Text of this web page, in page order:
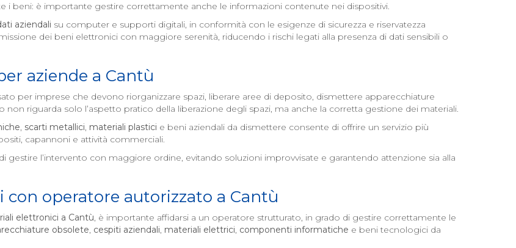
i beni: è importante gestire correttamente anche le informazioni contenute nei dispositivi.
aziendali su computer e supporti digitali, in conformità con le esigenze di sicurezza e riservatezza
dei beni elettronici con maggiore serenità, riducendo i rischi legati alla presenza di dati sensibili o
aziende a Cantù
per imprese che devono riorganizzare spazi, liberare aree di deposito, dismettere apparecchiature
riguarda solo l’aspetto pratico della liberazione degli spazi, ma anche la corretta gestione dei materiali.
, scarti metallici, materiali plastici e beni aziendali da dismettere consente di offrire un servizio più
capannoni e attività commerciali.
l’intervento con maggiore ordine, evitando soluzioni improvvisate e garantendo attenzione sia alla
operatore autorizzato a Cantù
elettronici a Cantù, è importante affidarsi a un operatore strutturato, in grado di gestire correttamente le
obsolete, cespiti aziendali, materiali elettrici, componenti informatiche e beni tecnologici da